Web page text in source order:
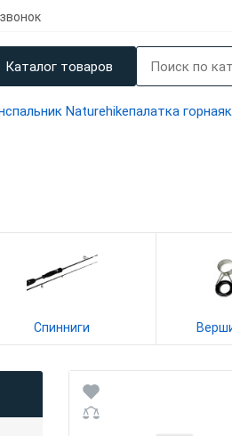
Каталог товаров
спальник Naturehikeпалатка горная
Спинниги